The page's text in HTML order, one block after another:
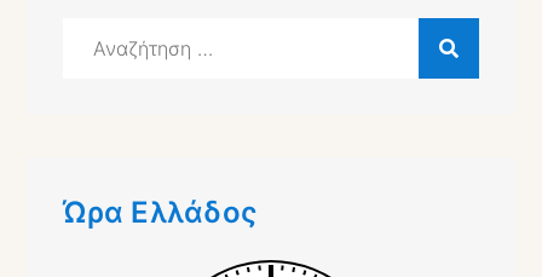
Ώρα Ελλάδος